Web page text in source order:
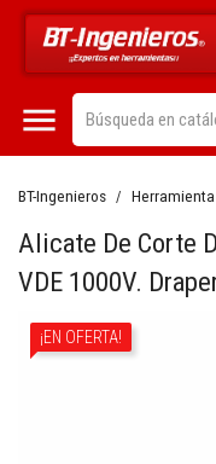

BT-Ingenieros
Alicate De Corte
VDE 1000V.
¡EN OFERTA!